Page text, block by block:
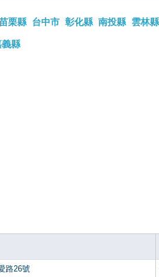
栗縣 台中市 彰化縣 南投縣 雲林縣
義縣
路26號